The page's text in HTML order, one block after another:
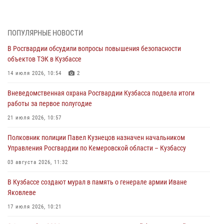
07 августа 2026, 05:32
С 1 сентября 2026 года вступает в силу новый федеральный закон о
частной охранной деятельности
06 августа 2026, 10:19
Росгвардейцы задержали предполагаемого виновника причинения
ножевого ранения кемеровчанину
06 августа 2026, 09:18
Росгвардейцы задержали мужчину, повредившего имущество
горожанки
06 августа 2026, 08:17
Росгвардейцы пресекли противоправные действия и защитили
новокузнечанку от агрессивного знакомого
06 августа 2026, 07:16
ПОПУЛЯРНЫЕ НОВОСТИ
В Росгвардии обсудили вопросы повышения безопасности
объектов ТЭК в Кузбассе
14 июля 2026, 10:54 2
Вневедомственная охрана Росгвардии Кузбасса подвела итоги
работы за первое полугодие
21 июля 2026, 10:57
Полковник полиции Павел Кузнецов назначен начальником
Управления Росгвардии по Кемеровской области – Кузбассу
03 августа 2026, 11:32
В Кузбассе создают мурал в память о генерале армии Иване
Яковлеве
17 июля 2026, 10:21